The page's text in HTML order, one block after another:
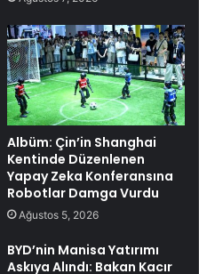
Albüm: Çin’in Shanghai
Kentinde Düzenlenen
Yapay Zeka Konferansına
Robotlar Damga Vurdu
Ağustos 5, 2026
BYD’nin Manisa Yatırımı
Askıya Alındı: Bakan Kacır